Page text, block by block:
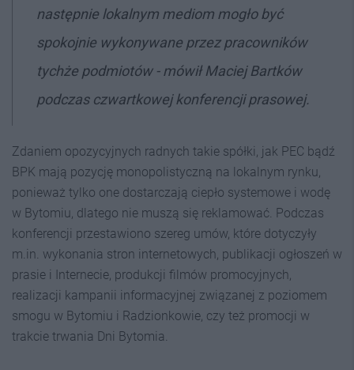
następnie lokalnym mediom mogło być
spokojnie wykonywane przez pracowników
tychże podmiotów - mówił Maciej Bartków
podczas czwartkowej konferencji prasowej.
Zdaniem opozycyjnych radnych takie spółki, jak PEC bądź
BPK mają pozycję monopolistyczną na lokalnym rynku,
ponieważ tylko one dostarczają ciepło systemowe i wodę
w Bytomiu, dlatego nie muszą się reklamować. Podczas
konferencji przestawiono szereg umów, które dotyczyły
m.in. wykonania stron internetowych, publikacji ogłoszeń w
prasie i Internecie, produkcji filmów promocyjnych,
realizacji kampanii informacyjnej związanej z poziomem
smogu w Bytomiu i Radzionkowie, czy też promocji w
trakcie trwania Dni Bytomia.